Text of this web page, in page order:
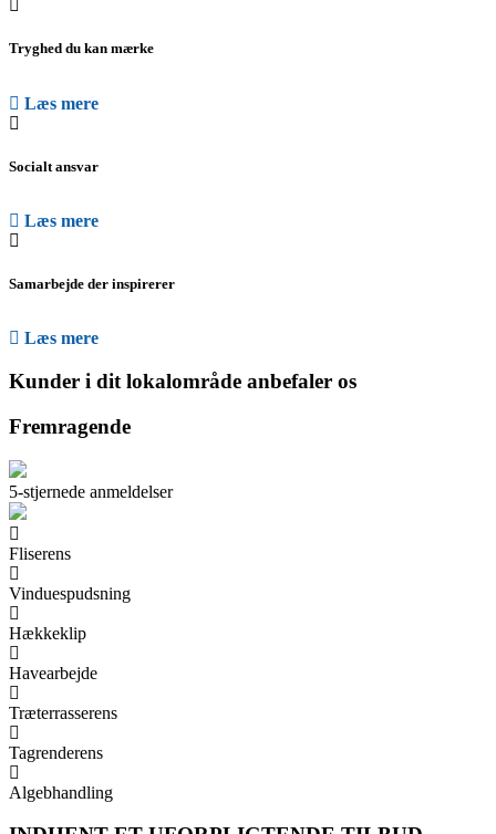
Tryghed du kan mærke
Læs mere
Socialt ansvar
Læs mere
Samarbejde der inspirerer
Læs mere
Kunder i dit lokalområde anbefaler os
Fremragende
5-stjernede anmeldelser
Fliserens
Vinduespudsning
Hækkeklip
Havearbejde
Træterrasserens
Tagrenderens
Algebhandling